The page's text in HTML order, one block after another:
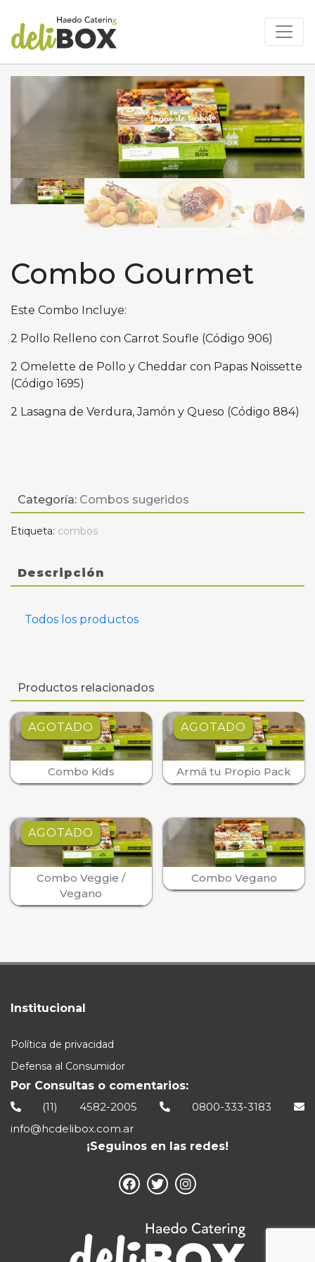
Combo Gourmet
Este Combo Incluye:
2 Pollo Relleno con Carrot Soufle (Código 906)
2 Omelette de Pollo y Cheddar con Papas Noissette
(Código 1695)
2 Lasagna de Verdura, Jamón y Queso (Código 884)
Categoría: Combos sugeridos
Etiqueta: combos
Descripción
Todos los productos
Productos relacionados
AGOTADO
Combo Kids
AGOTADO
Armá tu Propio Pack
AGOTADO
Combo Veggie /
Vegano
Combo Vegano
Institucional
Política de privacidad
Defensa al Consumidor
Por Consultas o comentarios:
(11) 4582-2005
0800-333-3183
info@hcdelibox.com.ar
¡Seguinos en las redes!